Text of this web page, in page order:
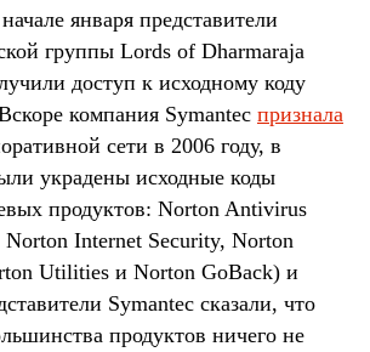
января представители
группы Lords of Dharmaraja
доступ к исходному коду
компания Symantec признала
сети в 2006 году, в
украдены исходные коды
продуктов: Norton Antivirus
Internet Security, Norton
Utilities и Norton GoBack) и
Symantec сказали, что
продуктов ничего не